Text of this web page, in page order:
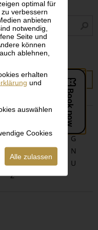
optimal für
verbessern
anbieten
notwendig,
Seite und
können
ablehnen,
erhalten
und
auswählen
Cookies
Alle zulassen
E F
G
L M
N
S T
U
Z